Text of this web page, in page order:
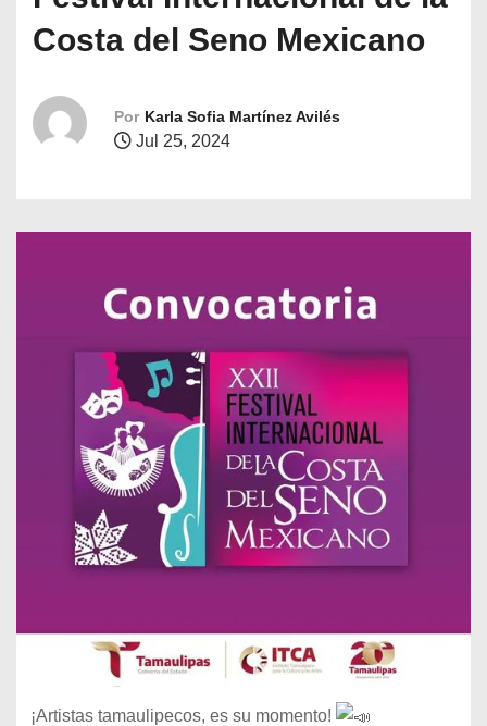
Costa del Seno Mexicano
Por Karla Sofia Martínez Avilés
Jul 25, 2024
¡Artistas tamaulipecos, es su momento!